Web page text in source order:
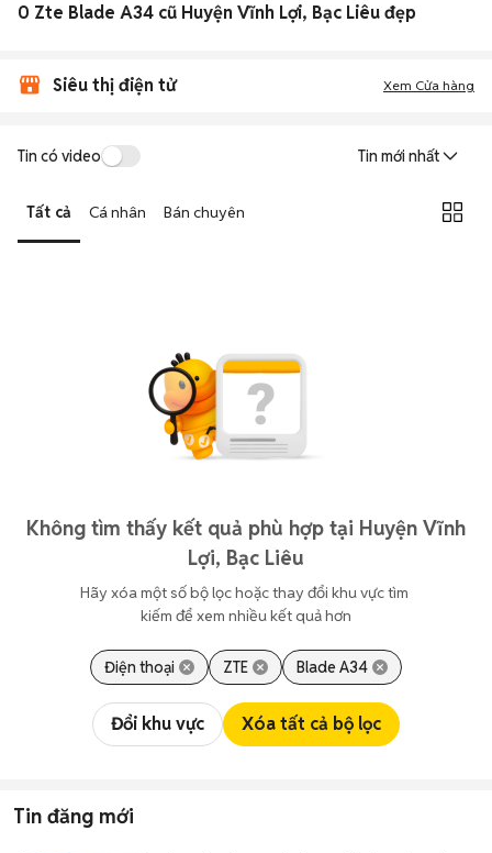
0 Zte Blade A34 cũ Huyện Vĩnh Lợi, Bạc Liêu đẹp
Siêu thị điện tử Xem Cửa hàng
Tin có video Tin mới nhất
Tất cả Cá nhân Bán chuyên
Không tìm thấy kết quả phù hợp tại Huyện Vĩnh
Lợi, Bạc Liêu
Hãy xóa một số bộ lọc hoặc thay đổi khu vực tìm
kiếm để xem nhiều kết quả hơn
Điện thoại ZTE Blade A34
Đổi khu vực Xóa tất cả bộ lọc
Tin đăng mới